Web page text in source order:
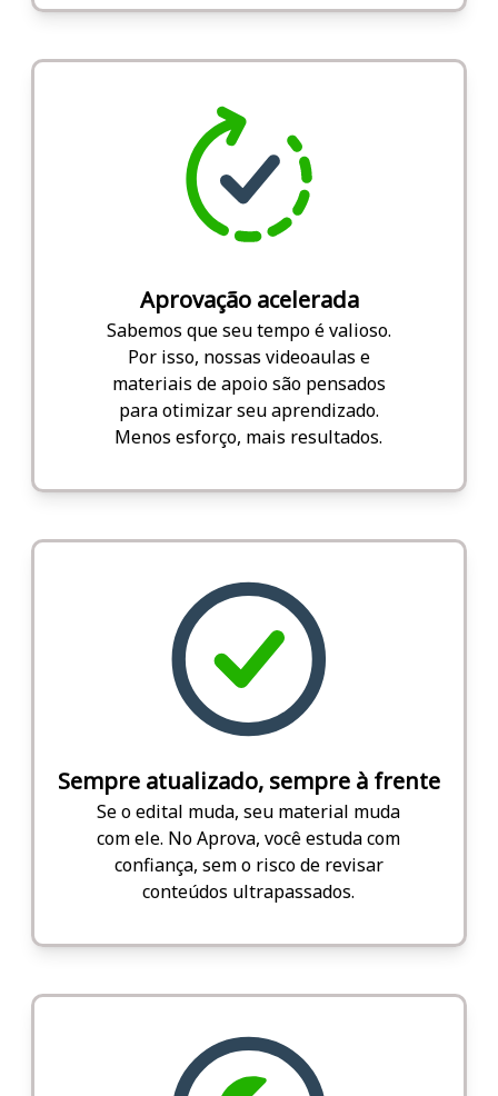
Aprovação acelerada
Sabemos que seu tempo é valioso.
Por isso, nossas videoaulas e
materiais de apoio são pensados
para otimizar seu aprendizado.
Menos esforço, mais resultados.
Sempre atualizado, sempre à frente
Se o edital muda, seu material muda
com ele. No Aprova, você estuda com
confiança, sem o risco de revisar
conteúdos ultrapassados.